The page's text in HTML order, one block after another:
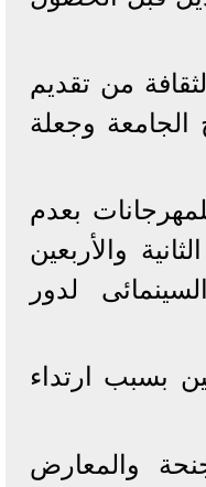
من تقديم
وجعلة
بعدم
والأربعين
لدور
بسبب ارتداء
والمعارض